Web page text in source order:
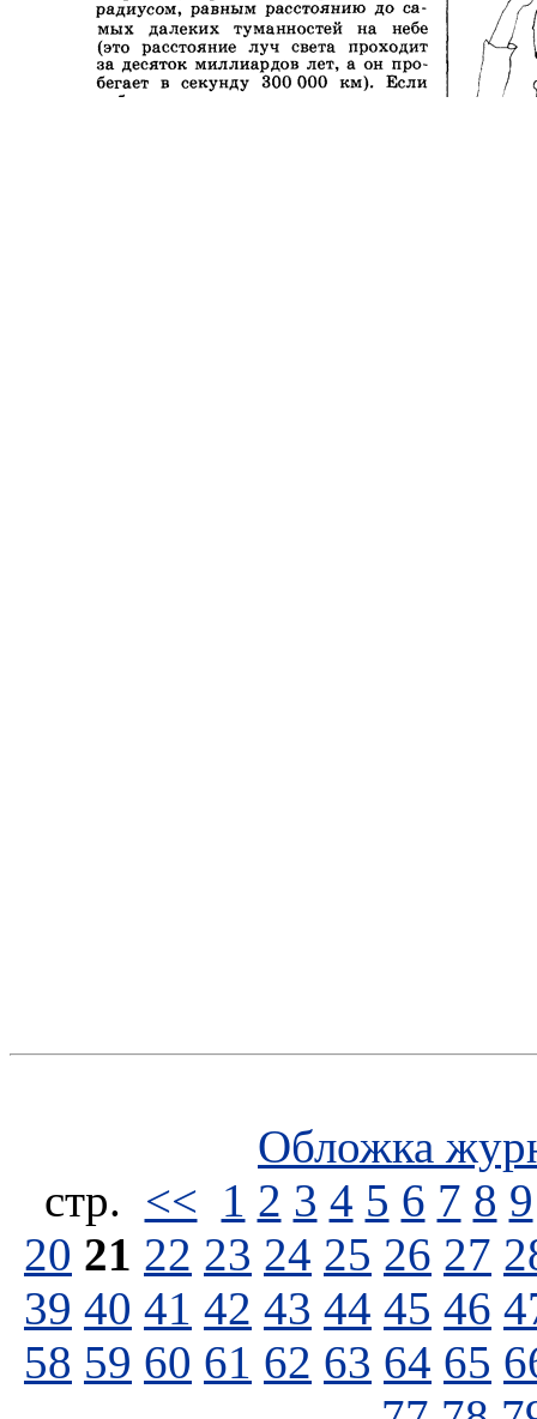
Обложка
стp. << 1 2 3 4 5 6 7 8 9
20 21 22 23 24 25 26 27
39 40 41 42 43 44 45 46
58 59 60 61 62 63 64 65